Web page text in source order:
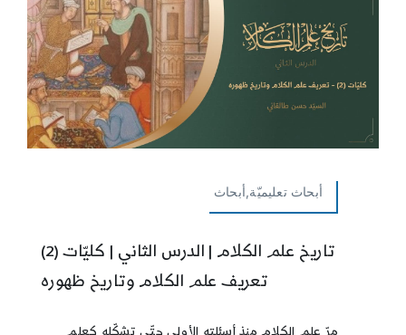
أبحاث تعليميّة,أبحاث
تاريخ علم الكلام | الدرس الثاني | كليّات (2)
تعريف علم الكلام وتاريخ ظهوره
مرّ علم الكلام منذ أسئلته الأولى حتّى تشكّله كعلم